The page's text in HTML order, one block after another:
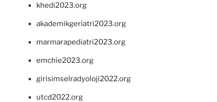
khedi2023.org
akademikgeriatri2023.org
marmarapediatri2023.org
emchie2023.org
girisimselradyoloji2022.org
utcd2022.org